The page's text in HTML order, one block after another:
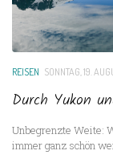
REISEN SONNTAG, 19.
Durch Yukon
Unbegrenzte Weite:
immer ganz schön